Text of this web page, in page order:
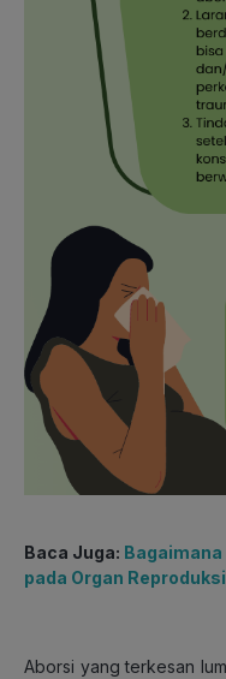
Baca Juga:
pada Organ
Aborsi yang terkesan